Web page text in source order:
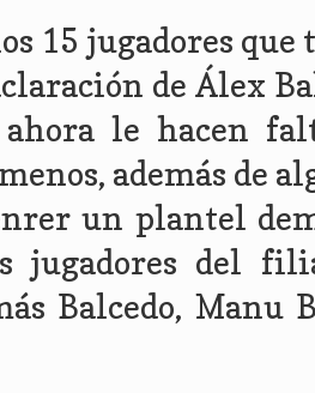
15 jugadores
de Álex
le hacen
además de
un plantel
jugadores del
Balcedo, Manu